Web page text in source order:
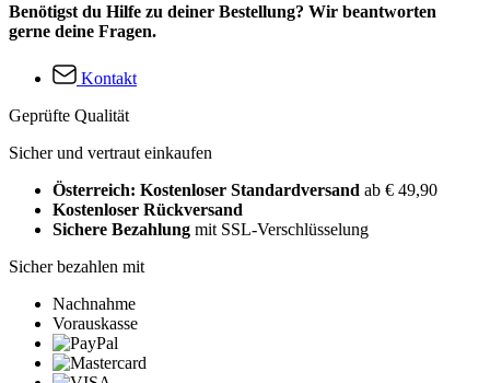
Benötigst du Hilfe zu deiner Bestellung? Wir beantworten
gerne deine Fragen.
Kontakt
Geprüfte Qualität
Sicher und vertraut einkaufen
Österreich: Kostenloser Standardversand ab € 49,90
Kostenloser Rückversand
Sichere Bezahlung mit SSL-Verschlüsselung
Sicher bezahlen mit
Nachnahme
Vorauskasse